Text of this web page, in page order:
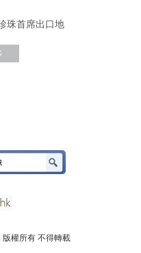
珠首席出口地
權所有 不得轉載